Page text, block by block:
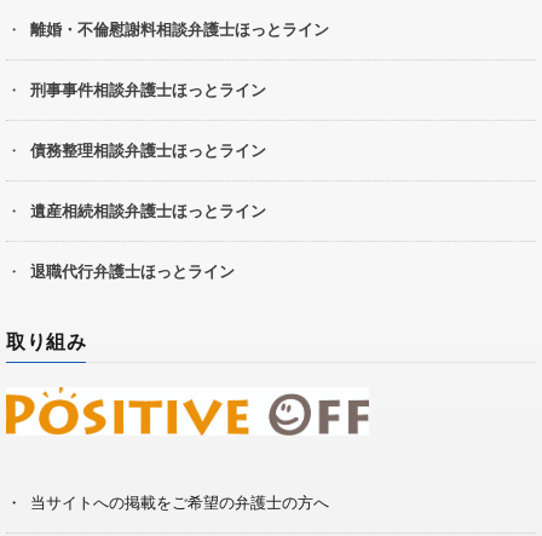
離婚・不倫慰謝料相談弁護士ほっとライン
刑事事件相談弁護士ほっとライン
債務整理相談弁護士ほっとライン
遺産相続相談弁護士ほっとライン
退職代行弁護士ほっとライン
取り組み
当サイトへの掲載をご希望の弁護士の方へ